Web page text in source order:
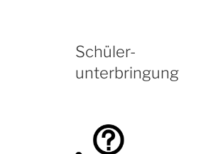
Schüler-
unterbringung